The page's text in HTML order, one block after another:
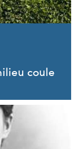
coule